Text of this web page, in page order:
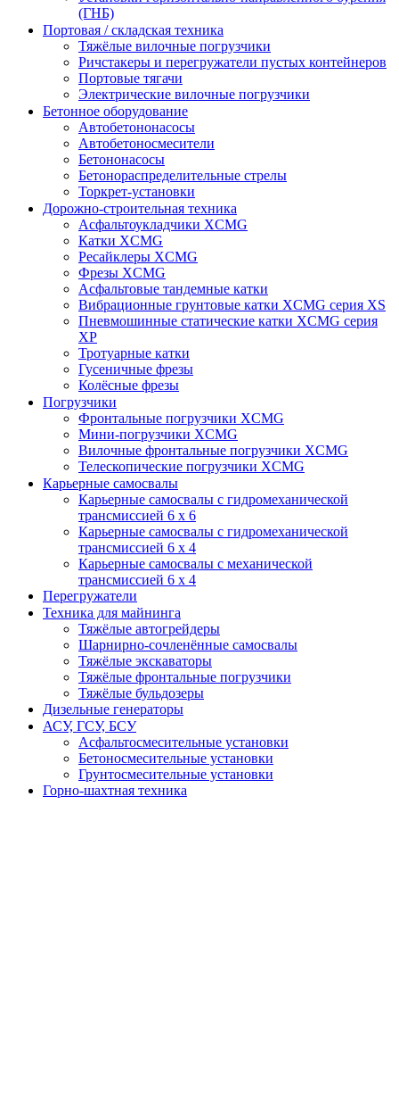
(ГНБ)
Портовая / складская техника
Тяжёлые вилочные погрузчики
Ричстакеры и перегружатели пустых контейнеров
Портовые тягачи
Электрические вилочные погрузчики
Бетонное оборудование
Автобетононасосы
Автобетоносмесители
Бетононасосы
Бетонораспределительные стрелы
Торкрет-установки
Дорожно-строительная техника
Асфальтоукладчики XCMG
Катки XCMG
Ресайклеры XCMG
Фрезы XCMG
Асфальтовые тандемные катки
Вибрационные грунтовые катки XCMG серия XS
Пневмошинные статические катки XCMG серия
XP
Тротуарные катки
Гусеничные фрезы
Колёсные фрезы
Погрузчики
Фронтальные погрузчики XCMG
Мини-погрузчики XCMG
Вилочные фронтальные погрузчики XCMG
Телескопические погрузчики XCMG
Карьерные самосвалы
Карьерные самосвалы с гидромеханической
трансмиссией 6 х 6
Карьерные самосвалы с гидромеханической
трансмиссией 6 х 4
Карьерные самосвалы с механической
трансмиссией 6 х 4
Перегружатели
Техника для майнинга
Тяжёлые автогрейдеры
Шарнирно-сочленённые самосвалы
Тяжёлые экскаваторы
Тяжёлые фронтальные погрузчики
Тяжёлые бульдозеры
Дизельные генераторы
АСУ, ГСУ, БСУ
Асфальтосмесительные установки
Бетоносмесительные установки
Грунтосмесительные установки
Горно-шахтная техника